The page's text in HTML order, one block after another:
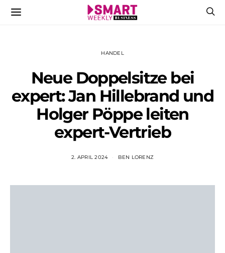
HANDEL
Neue Doppelsitze bei
expert: Jan Hillebrand und
Holger Pöppe leiten
expert-Vertrieb
2. APRIL 2024 BEN LORENZ